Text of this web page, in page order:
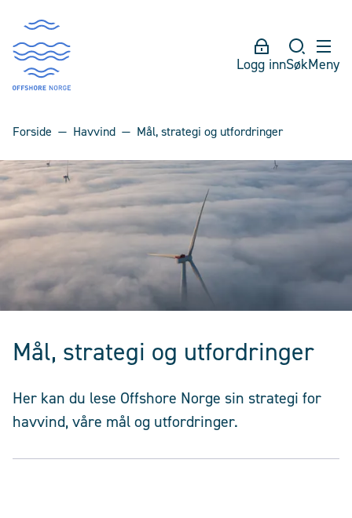
Logg innSøkMeny
Forside Havvind Mål, strategi og utfordringer
Mål, strategi og utfordringer
Her kan du lese Offshore Norge sin strategi for
havvind, våre mål og utfordringer.